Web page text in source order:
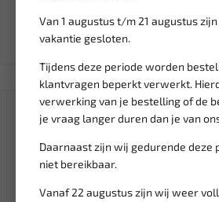
Van 1 augustus t/m 21 augustus
vakantie gesloten.
Tijdens deze periode worden
klantvragen beperkt verwerkt.
verwerking van je bestelling of de
je vraag langer duren dan je van
Daarnaast zijn wij gedurende deze
niet bereikbaar.
Vanaf 22 augustus zijn wij weer
642,81
756,25
Ex. btw: € 531,25